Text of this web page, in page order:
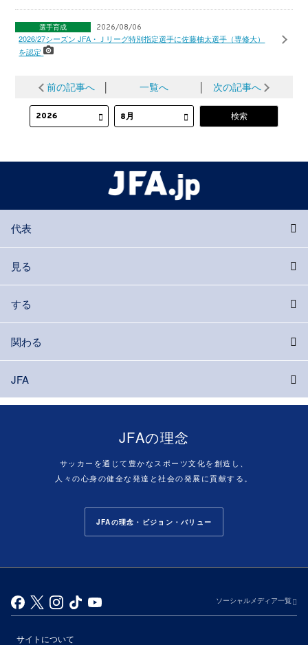
選手育成 2026/08/06
2026/27シーズン JFA・Ｊリーグ特別指定選手に佐藤柚太選手（専修大）
を認定
前の記事へ 一覧へ 次の記事へ
代表
見る
する
関わる
JFA
JFAの理念
サッカーを通じて豊かなスポーツ文化を創造し、
人々の心身の健全な発達と社会の発展に貢献する。
JFAの理念・ビジョン・バリュー
ソーシャルメディア一覧
サイトについて